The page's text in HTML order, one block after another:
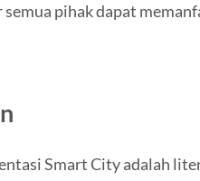
pihak dapat
Smart City adalah